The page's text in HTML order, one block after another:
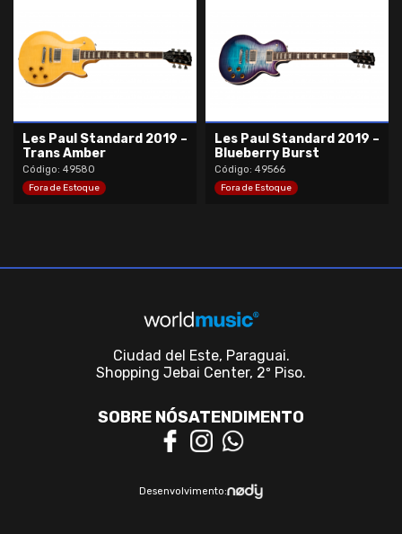
Les Paul Standard 2019 –
Trans Amber
Código: 49580
Fora de Estoque
Les Paul Standard 2019 –
Blueberry Burst
Código: 49566
Fora de Estoque
Ciudad del Este, Paraguai.
Shopping Jebai Center, 2º Piso.
SOBRE NÓSATENDIMENTO
Desenvolvimento: